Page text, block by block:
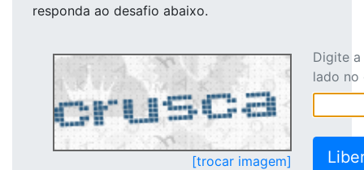
responda ao desafio abaixo.
[trocar imagem]
Digite
lado no